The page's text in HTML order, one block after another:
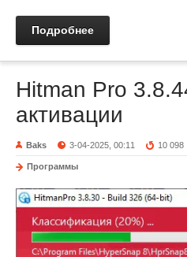
Подробнее
Hitman Pro
активации
Baks 3-04-2025, 00:11 10 098
Программы